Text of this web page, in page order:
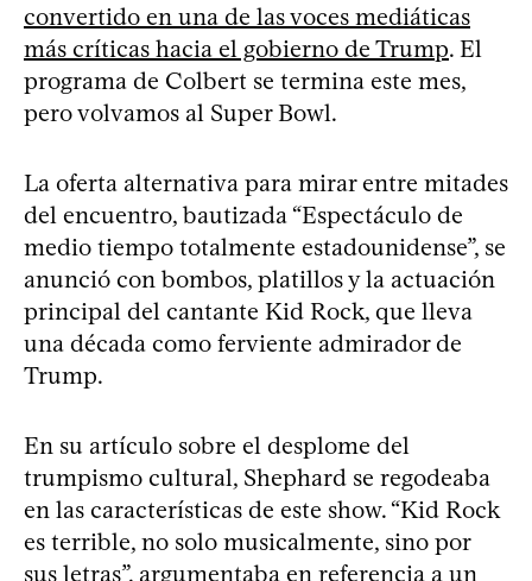
convertido en una de las voces mediáticas
más críticas hacia el gobierno de Trump. El
programa de Colbert se termina este mes,
pero volvamos al Super Bowl.
La oferta alternativa para mirar entre mitades
del encuentro, bautizada “Espectáculo de
medio tiempo totalmente estadounidense”, se
anunció con bombos, platillos y la actuación
principal del cantante Kid Rock, que lleva
una década como ferviente admirador de
Trump.
En su artículo sobre el desplome del
trumpismo cultural, Shephard se regodeaba
en las características de este show. “Kid Rock
es terrible, no solo musicalmente, sino por
sus letras”, argumentaba en referencia a un